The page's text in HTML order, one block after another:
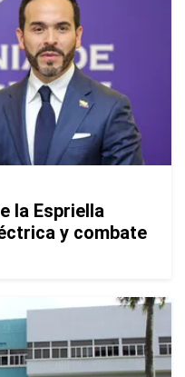
la Espriella
y combate